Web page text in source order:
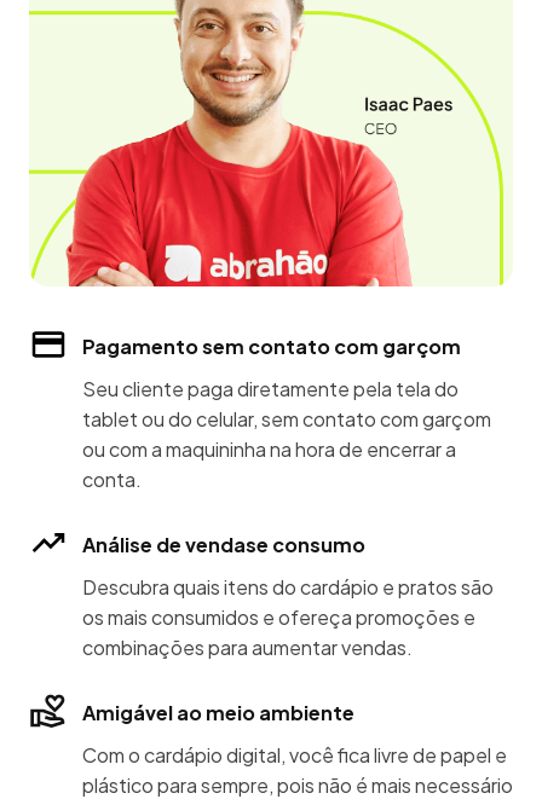
Pagamento sem contato com garçom
Seu cliente paga diretamente pela tela do
tablet ou do celular, sem contato com garçom
ou com a maquininha na hora de encerrar a
conta.
Análise de vendase consumo
Descubra quais itens do cardápio e pratos são
os mais consumidos e ofereça promoções e
combinações para aumentar vendas.
Amigável ao meio ambiente
Com o cardápio digital, você fica livre de papel e
plástico para sempre, pois não é mais necessário